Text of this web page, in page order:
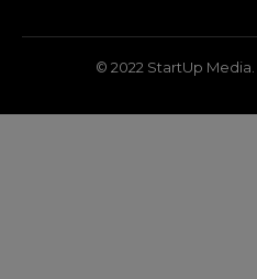
© 2022 StartUp